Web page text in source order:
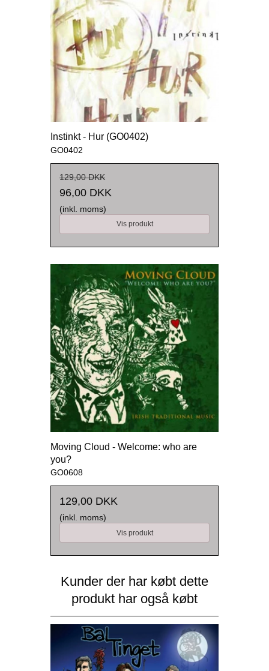
Instinkt - Hur (GO0402)
GO0402
129,00 DKK
96,00 DKK
(inkl. moms)
Vis produkt
Moving Cloud - Welcome: who are
you?
GO0608
129,00 DKK
(inkl. moms)
Vis produkt
Kunder der har købt dette
produkt har også købt